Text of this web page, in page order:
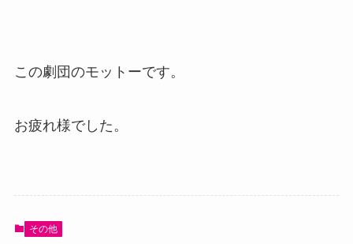
この劇団のモットーです。
お疲れ様でした。
その他